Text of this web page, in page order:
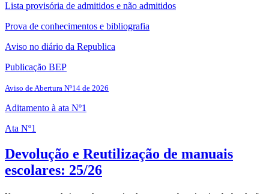
Lista provisória de admitidos e não admitidos
Prova de conhecimentos e bibliografia
Aviso no diário da Republica
Publicação BEP
Aviso de Abertura Nº14 de 2026
Aditamento à ata Nº1
Ata Nº1
Devolução e Reutilização de manuais
escolares: 25/26